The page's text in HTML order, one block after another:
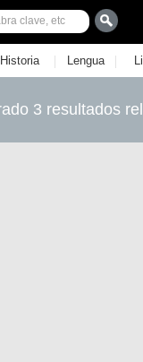
Historia | Lengua |
3 resultados